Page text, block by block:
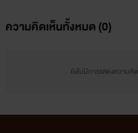
ความคิดเห็นทั้งหมด (0)
ยังไม่มีการแสดงความคิ